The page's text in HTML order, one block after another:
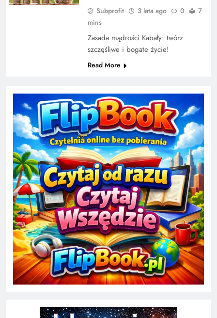
Subprofit 3 lata ago 0
7
mins
Zasada mądrości Kabały: twórz
szczęśliwe i bogate życie!
Read More